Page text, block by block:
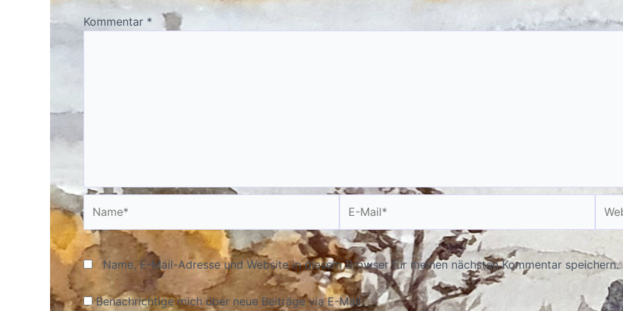
Kommentar *
Name*
Mail*
Name, E-Mail-Adresse und Website in diesem Browser für meinen nächsten Kommentar speichern.
Benachrichtige mich über neue Beiträge via E-Mail.